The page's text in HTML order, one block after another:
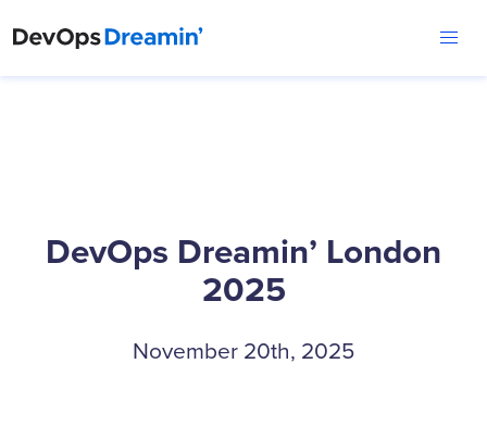
DevOps Dreamin’ London
2025
November 20th, 2025